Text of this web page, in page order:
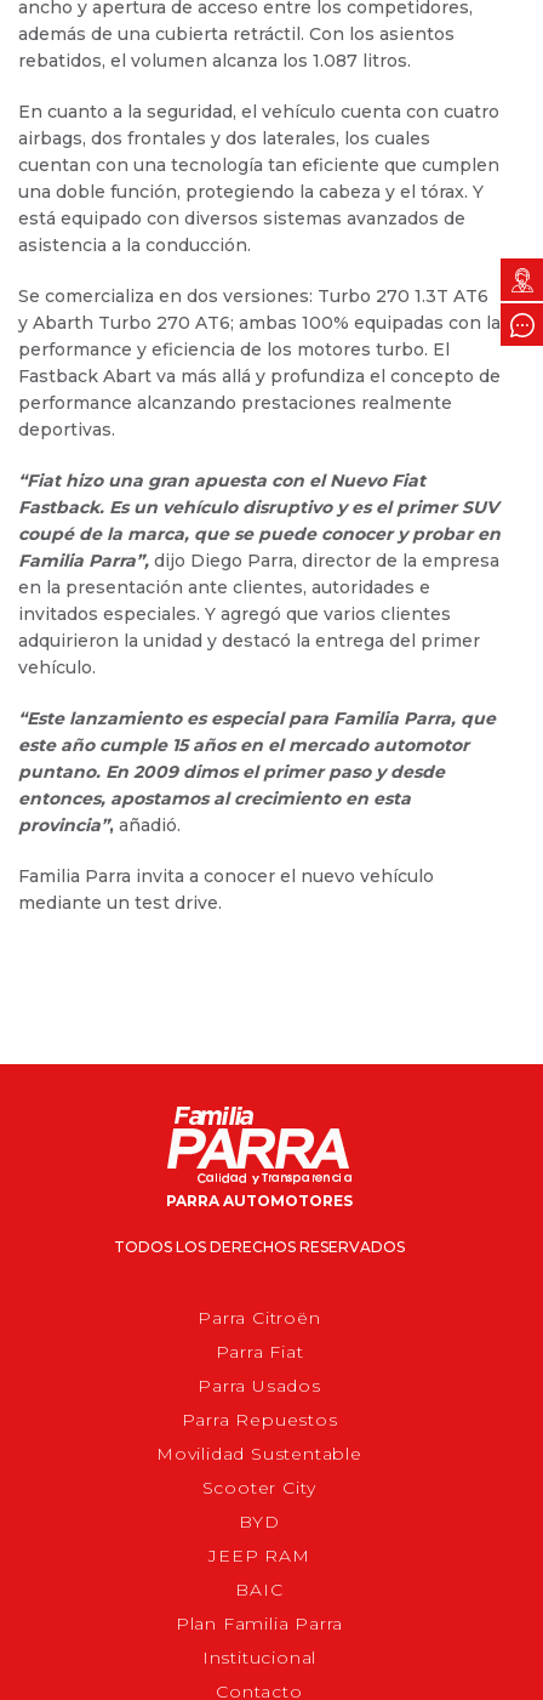
ancho y apertura de acceso entre los competidores,
además de una cubierta retráctil. Con los asientos
rebatidos, el volumen alcanza los 1.087 litros.
En cuanto a la seguridad, el vehículo cuenta con cuatro
airbags, dos frontales y dos laterales, los cuales
cuentan con una tecnología tan eficiente que cumplen
una doble función, protegiendo la cabeza y el tórax. Y
está equipado con diversos sistemas avanzados de
asistencia a la conducción.
Se comercializa en dos versiones: Turbo 270 1.3T AT6
y Abarth Turbo 270 AT6; ambas 100% equipadas con la
performance y eficiencia de los motores turbo. El
Fastback Abart va más allá y profundiza el concepto de
performance alcanzando prestaciones realmente
deportivas.
“Fiat hizo una gran apuesta con el Nuevo Fiat
Fastback. Es un vehículo disruptivo y es el primer SUV
coupé de la marca, que se puede conocer y probar en
Familia Parra”, dijo Diego Parra, director de la empresa
en la presentación ante clientes, autoridades e
invitados especiales. Y agregó que varios clientes
adquirieron la unidad y destacó la entrega del primer
vehículo.
“Este lanzamiento es especial para Familia Parra, que
este año cumple 15 años en el mercado automotor
puntano. En 2009 dimos el primer paso y desde
entonces, apostamos al crecimiento en esta
provincia”, añadió.
Familia Parra invita a conocer el nuevo vehículo
mediante un test drive.
PARRA AUTOMOTORES
TODOS LOS DERECHOS RESERVADOS
Parra Citroën
Parra Fiat
Parra Usados
Parra Repuestos
Movilidad Sustentable
Scooter City
BYD
JEEP RAM
BAIC
Plan Familia Parra
Institucional
Contacto